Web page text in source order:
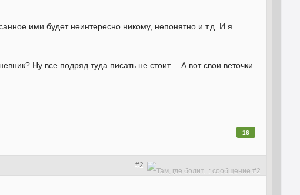
ими будет неинтересно никому, непонятно и т.д. И я
Ну все подряд туда писать не стоит.... А вот свои веточки
16
#2